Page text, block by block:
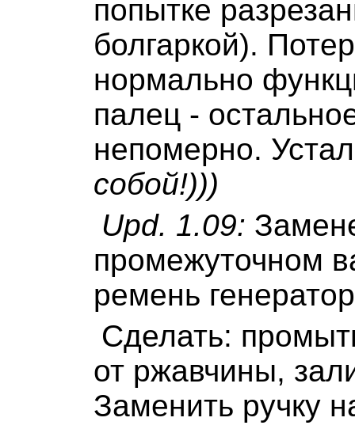
попытке
болгаркой).
нормально
палец -
непомерно.
собой!)))
Upd. 1.09:
промежуточном
ремень
Сделать:
от ржавчины,
Заменить ручку